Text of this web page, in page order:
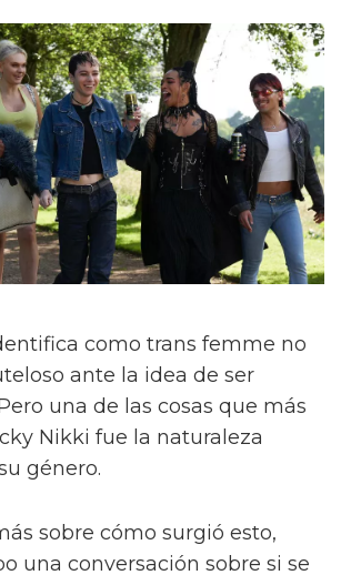
como trans femme no
ante la idea de ser
una de las cosas que más
Nikki fue la naturaleza
género.
sobre cómo surgió esto,
una conversación sobre si se